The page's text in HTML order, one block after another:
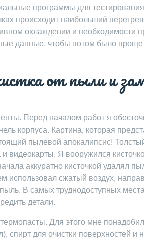
программы для
происходит наибольший
охлаждении и необходимости
данные, чтобы потом было проще
от пыли и
Перед началом работ я
корпуса. Картина, которая
пылевой апокалипсис!
видеокарты. Я вооружился
аккуратно кисточкой удалял
использовал сжатый воздух,
В самых труднодоступных
детали.
Для этого мне
спирт для очистки поверхностей и